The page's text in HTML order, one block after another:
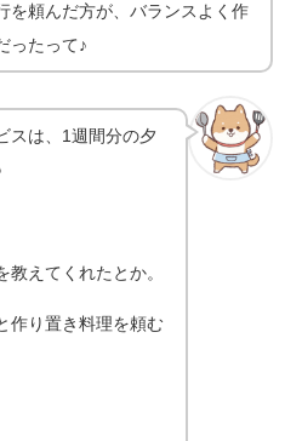
を頼んだ方が、バランスよく作
ったって♪
スは、1週間分の夕
教えてくれたとか。
作り置き料理を頼む